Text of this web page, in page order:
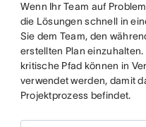
Wenn Ihr Team auf
die Lösungen schnell in
Sie dem Team, den
erstellten Plan
kritische Pfad können in
verwendet werden, damit
Projektprozess befindet.